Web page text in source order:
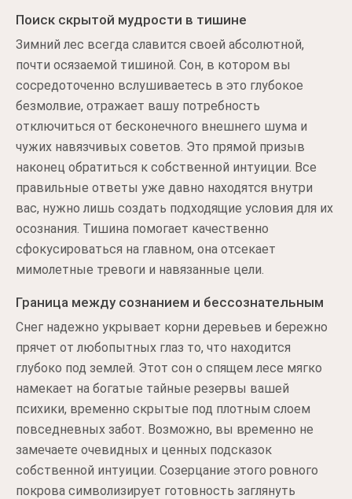
Поиск скрытой мудрости в тишине
Зимний лес всегда славится своей абсолютной,
почти осязаемой тишиной. Сон, в котором вы
сосредоточенно вслушиваетесь в это глубокое
безмолвие, отражает вашу потребность
отключиться от бесконечного внешнего шума и
чужих навязчивых советов. Это прямой призыв
наконец обратиться к собственной интуиции. Все
правильные ответы уже давно находятся внутри
вас, нужно лишь создать подходящие условия для их
осознания. Тишина помогает качественно
сфокусироваться на главном, она отсекает
мимолетные тревоги и навязанные цели.
Граница между сознанием и бессознательным
Снег надежно укрывает корни деревьев и бережно
прячет от любопытных глаз то, что находится
глубоко под землей. Этот сон о спящем лесе мягко
намекает на богатые тайные резервы вашей
психики, временно скрытые под плотным слоем
повседневных забот. Возможно, вы временно не
замечаете очевидных и ценных подсказок
собственной интуиции. Созерцание этого ровного
покрова символизирует готовность заглянуть